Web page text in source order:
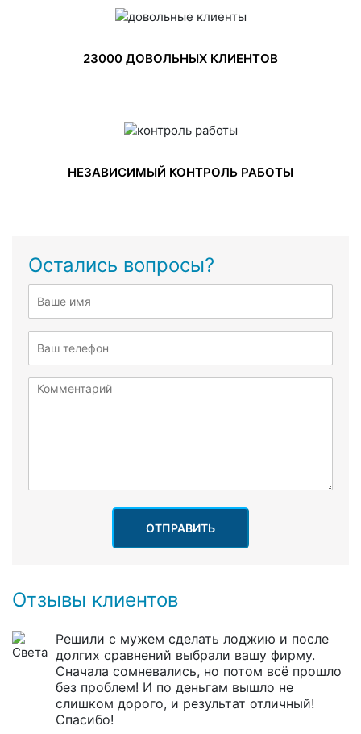
23000 ДОВОЛЬНЫХ КЛИЕНТОВ
НЕЗАВИСИМЫЙ КОНТРОЛЬ РАБОТЫ
Остались вопросы?
ОТПРАВИТЬ
Отзывы клиентов
Решили с мужем сделать лоджию и после
долгих сравнений выбрали вашу фирму.
Сначала сомневались, но потом всё прошло
без проблем! И по деньгам вышло не
слишком дорого, и результат отличный!
Спасибо!